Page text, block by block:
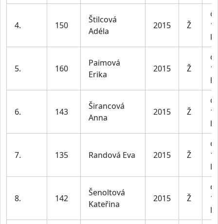
4. 150
Štilcová
Adéla
2015 Ž
5. 160
Paimová
Erika
2015 Ž
6. 143
Širancová
Anna
2015 Ž
7. 135 Randová Eva 2015 Ž
8. 142
Šenoltová
Kateřina
2015 Ž